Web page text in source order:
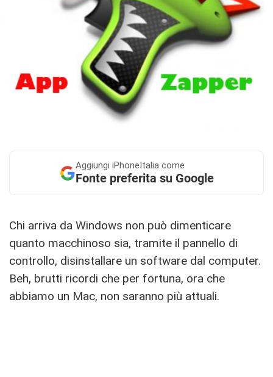
Aggiungi iPhoneItalia come
Fonte preferita su Google
Chi arriva da Windows non può dimenticare
quanto macchinoso sia, tramite il pannello di
controllo, disinstallare un software dal computer.
Beh, brutti ricordi che per fortuna, ora che
abbiamo un Mac, non saranno più attuali.